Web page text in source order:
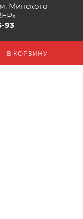
В КОРЗИНУ
Минского
93
шоссе д.2
04